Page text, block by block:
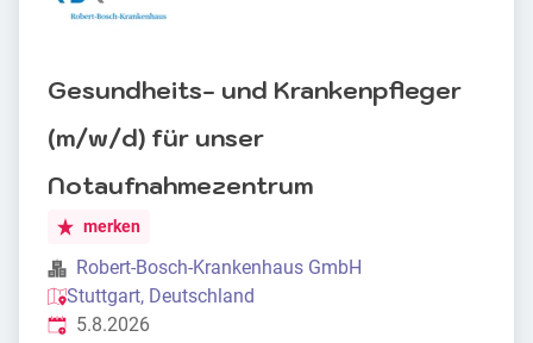
Gesundheits- und Krankenpfleger
(m/w/d) für unser
Notaufnahmezentrum
merken
Robert-Bosch-Krankenhaus GmbH
Stuttgart, Deutschland
Veröffentlicht
5.8.2026